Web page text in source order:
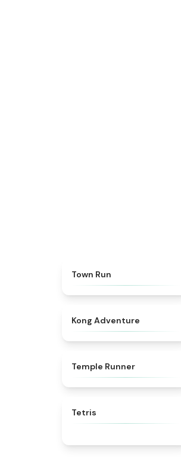
Town Run
Kong Adventure
Temple Runner
Tetris